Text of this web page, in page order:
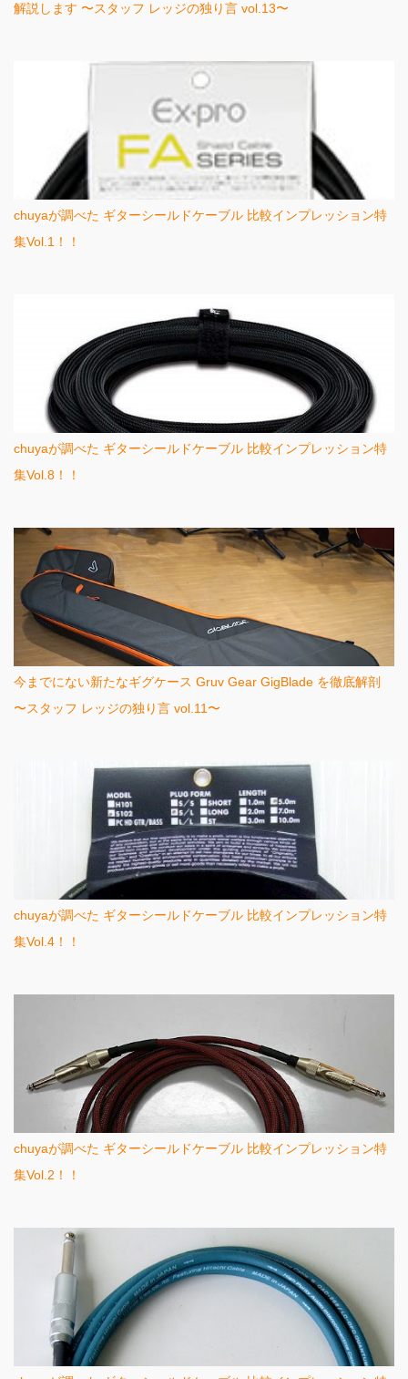
解説します 〜スタッフ レッジの独り言 vol.13〜
chuyaが調べた ギターシールドケーブル 比較インプレッション特
集Vol.1！！
chuyaが調べた ギターシールドケーブル 比較インプレッション特
集Vol.8！！
今までにない新たなギグケース Gruv Gear GigBlade を徹底解剖
〜スタッフ レッジの独り言 vol.11〜
chuyaが調べた ギターシールドケーブル 比較インプレッション特
集Vol.4！！
chuyaが調べた ギターシールドケーブル 比較インプレッション特
集Vol.2！！